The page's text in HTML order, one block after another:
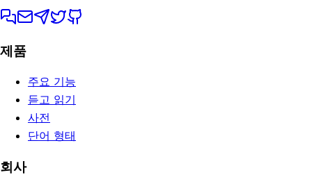
제품
주요 기능
듣고 읽기
사전
단어 형태
회사